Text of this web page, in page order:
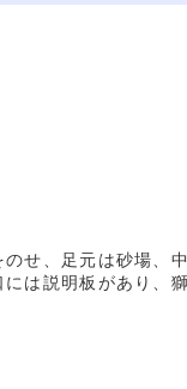
せ、足元は砂場、
は説明板があり、